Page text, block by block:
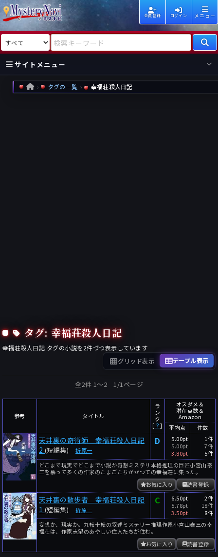
会員登録 ログイン メニュー
検索対象 検索キーワード
サイトメニュー
国内
海外
新着
HOME タグの一覧 幸福荘殺人日記
タグ: 幸福荘殺人日記
幸福荘殺人日記 タグの小説を2件づつ表示しています
グリッド表示 テーブル表示
全2件 1〜2 1/1ページ
参考 タイトル
ラ
ン
ク
[ ？]
オスダメ＆
潜在点数＆
Amazon
平均点
件数
天井裏の奇術師 幸福荘殺人日記
2 (短編集) 折原一
D
5.00pt
5.00pt
3.80pt
1件
7件
5件
どこまで現実でどこまで小説か奇想ミステリ本格推理の巨匠小宮山泰
三を慕って多くの作家のたまごたちがかつての幸福荘に集った。
読書登録
お気に入り
天井裏の散歩者 幸福荘殺人日記
1 (短編集) 折原一
C
6.50pt
5.78pt
3.50pt
2件
18件
8件
妄想か、現実か。九転十転の叙述ミステリー推理作家小宮山泰三の幸
福荘は、作家志望のあやしい住人たちが住む。
読書登録
お気に入り